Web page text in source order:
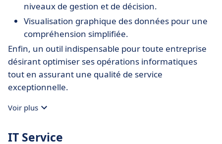
niveaux de gestion et de décision.
Visualisation graphique des données pour une
compréhension simplifiée.
Enfin, un outil indispensable pour toute entreprise
désirant optimiser ses opérations informatiques
tout en assurant une qualité de service
exceptionnelle.
Voir plus
IT Service